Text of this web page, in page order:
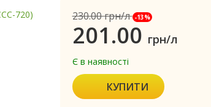
230.00грн/л -13%
201.00 грн/л
Є в наявності
КУПИТИ